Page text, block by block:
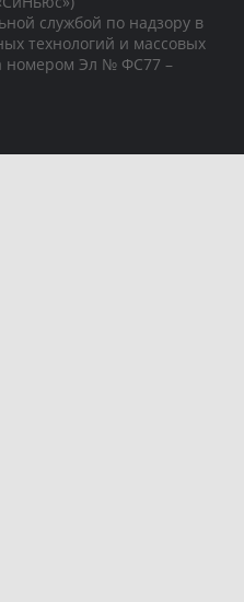
службой по надзору в
технологий и массовых
номером Эл № ФС77 –